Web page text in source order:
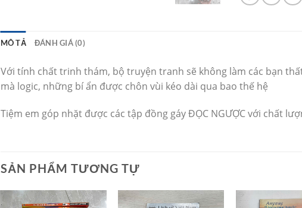
MÔ TẢ ĐÁNH GIÁ (0)
Với tính chất trinh thám, bộ truyện tranh sẽ không làm các bạn
mà logic, những bí ẩn được chôn vùi kéo dài qua bao thế hệ
Tiệm em góp nhặt được các tập đồng gáy ĐỌC NGƯỢC với chất
SẢN PHẨM TƯƠNG TỰ